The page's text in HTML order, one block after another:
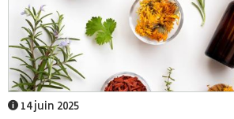
14 juin 2025